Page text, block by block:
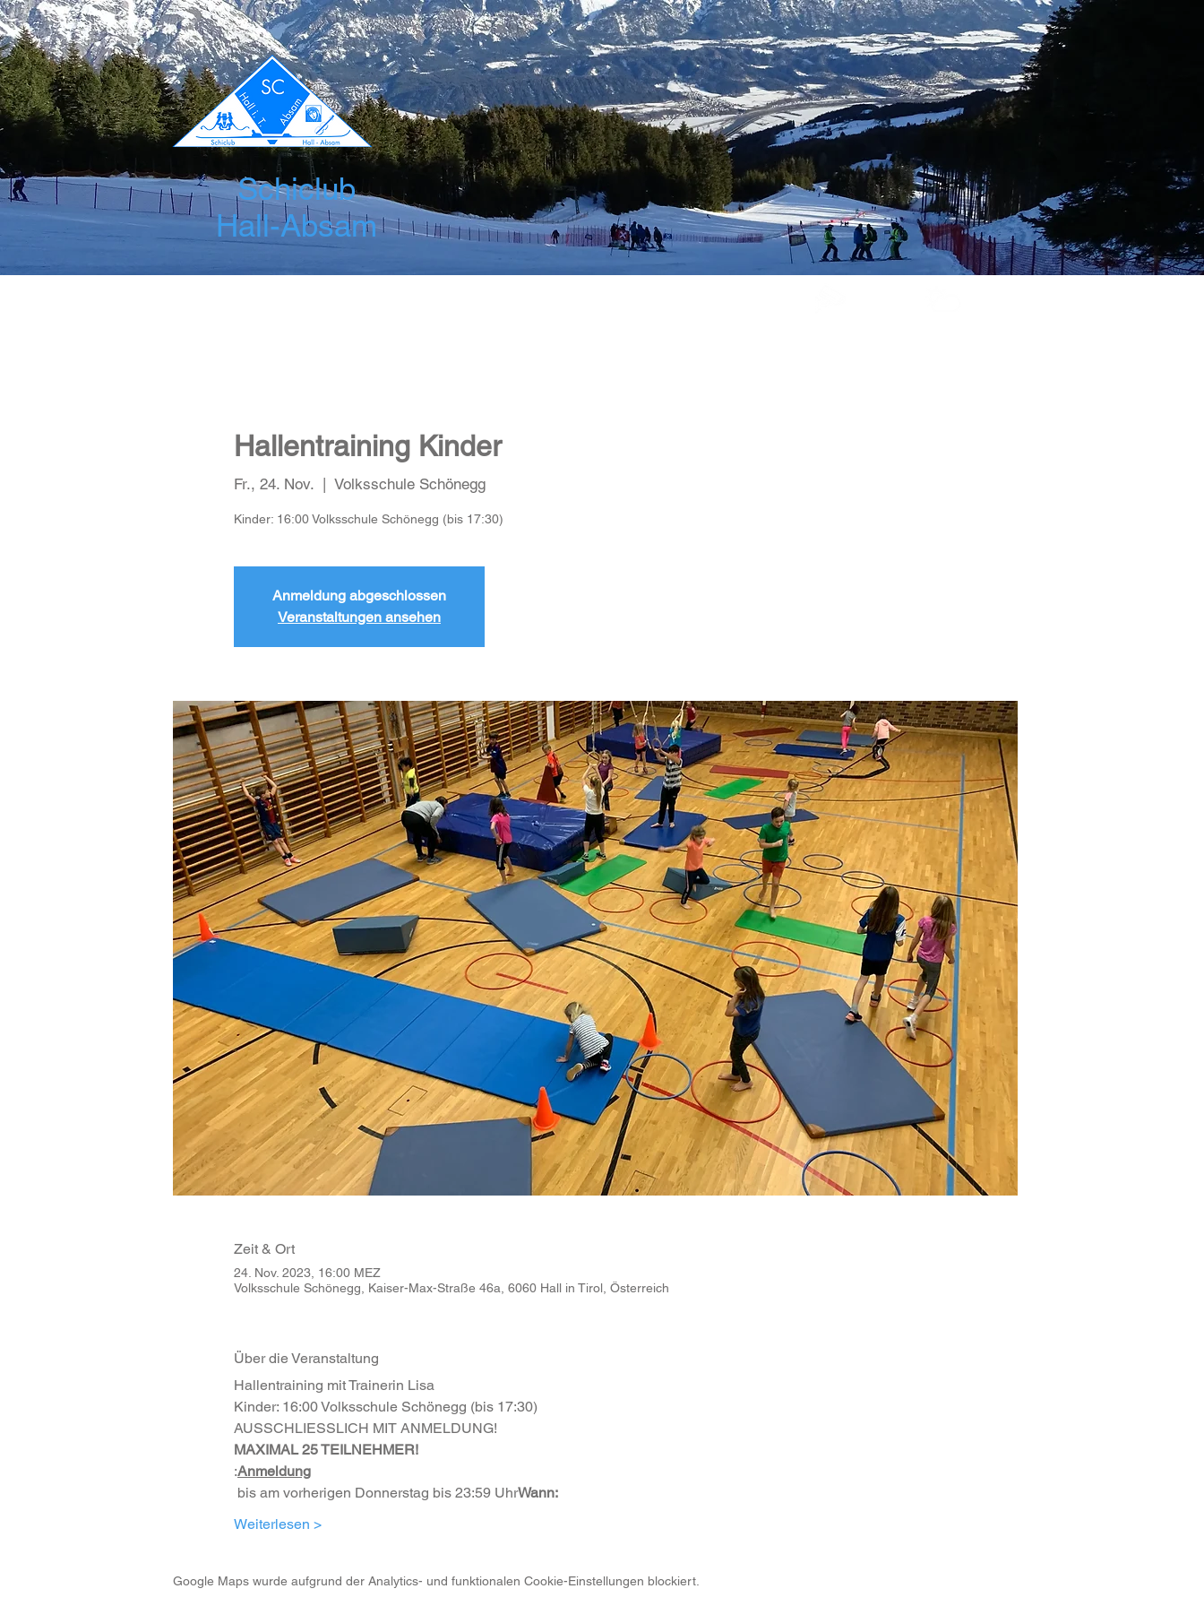
Schiclub
Hall-Absam
Hallentraining Kinder
Fr., 24. Nov.
  |
Volksschule Schönegg
Kinder: 16:00 Volksschule Schönegg (bis 17:30)
Anmeldung abgeschlossen
Veranstaltungen ansehen
Zeit & Ort
24. Nov. 2023, 16:00 MEZ
Volksschule Schönegg, Kaiser-Max-Straße 46a, 6060 Hall in Tirol, Österreich
Über die Veranstaltung
Hallentraining mit Trainerin Lisa
Kinder: 16:00 Volksschule Schönegg (bis 17:30)
AUSSCHLIESSLICH MIT ANMELDUNG!
MAXIMAL 25 TEILNEHMER!
:Anmeldung
bis am vorherigen Donnerstag bis 23:59 UhrWann:
Weiterlesen >
Google Maps wurde aufgrund der Analytics- und funktionalen Cookie-Einstellungen blockiert.